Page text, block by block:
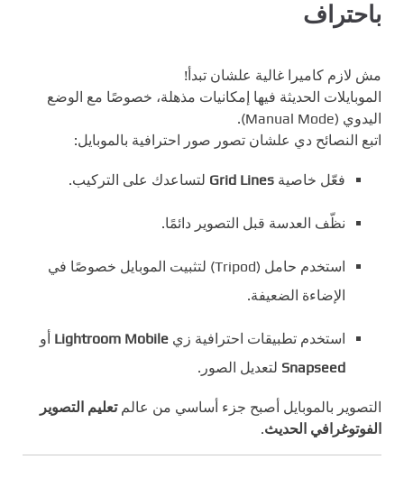
باحتراف
مش لازم كاميرا غالية علشان تبدأ!
الموبايلات الحديثة فيها إمكانيات مذهلة، خصوصًا مع الوضع
اليدوي (Manual Mode).
اتبع النصائح دي علشان تصور صور احترافية بالموبايل:
فعّل خاصية Grid Lines لتساعدك على التركيب.
نظّف العدسة قبل التصوير دائمًا.
استخدم حامل (Tripod) لتثبيت الموبايل خصوصًا في
الإضاءة الضعيفة.
استخدم تطبيقات احترافية زي Lightroom Mobile أو
Snapseed لتعديل الصور.
التصوير بالموبايل أصبح جزء أساسي من عالمتعليم التصوير
الفوتوغرافي الحديث.